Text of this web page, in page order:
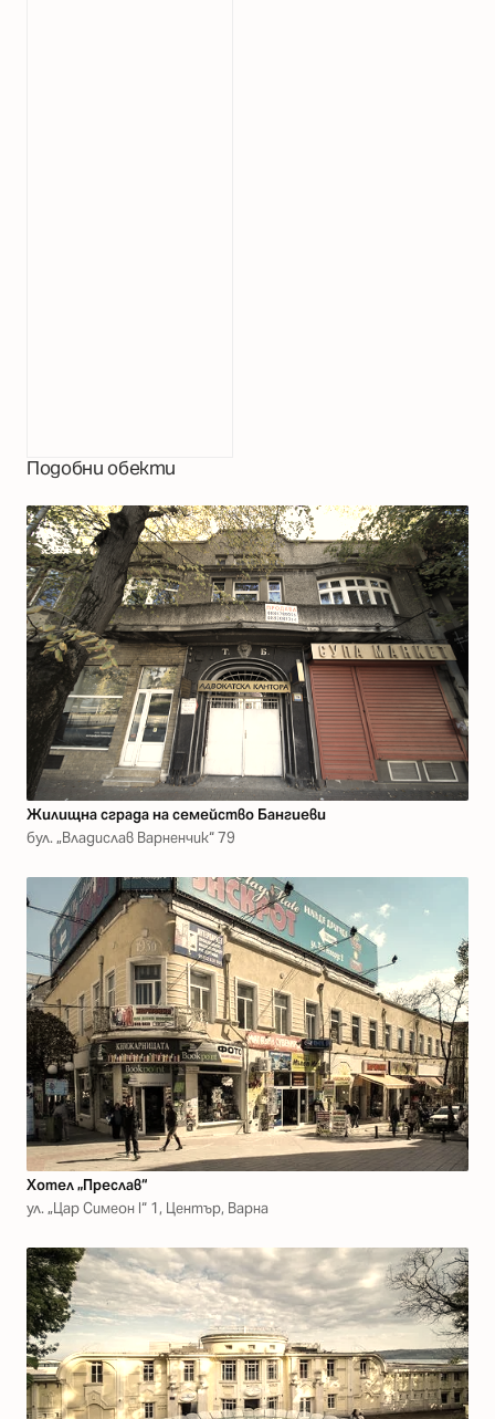
Подобни обекти
Жилищна сграда на семейство Бангиеви
бул. „Владислав Варненчик“ 79
Хотел „Преслав“
ул. „Цар Симеон I“ 1, Център, Варна